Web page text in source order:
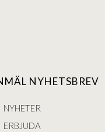
NYHETSBREV
NYHETER
ERBJUDA